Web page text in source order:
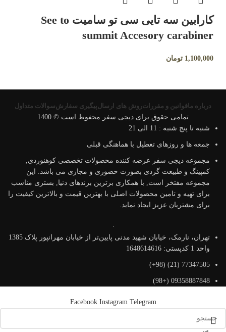
کارابین سه تایی سی تو سامیت See to
summit Accesory carabiner
1,100,000 تومان
درباره ما قوانین و مقرراتروش های ارسالپیگیری سفارشسوالات متداول
تمامی حقوق برای دیجی سفر محفوظ است © 1400
شنبه تا پنج شنبه : 11 الی 21
جمعه ها و روزهای تعطیل با هماهنگی قبلی
مجموعه دیجی سفر عرضه کننده محصولات تخصصی کوهنوردی,
کمپینگ و طبیعت گردی بصورت حضوری و مجازی می باشد. این
مجموعه مفتخر است, با همکاری برترین برندهای دنیا, بستری مناسب
برای تهیه و تامین محصولات اصلی با بهترین قیمت و بالاترین کیفیت را
برای مشتریان عزیز ایجاد نماید.
تهران، نارمک، خیابان شهید مدنی پایین‌تر از خیابان مهرانپور پلاک 1385
واحد 1 کدپستی: 1648614616
77347505 (21) (98+)
09358887848 (+98)
Facebook Instagram Telegram